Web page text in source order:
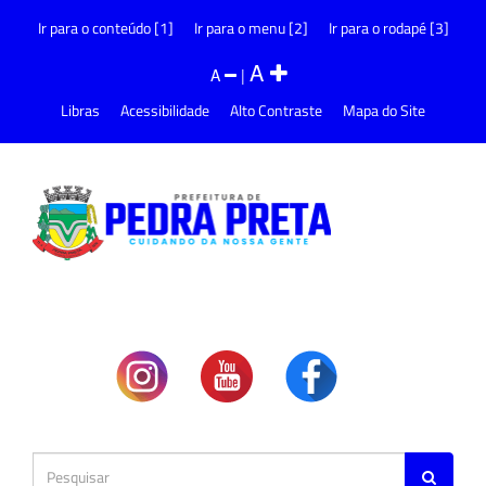
Ir para o conteúdo [1] Ir para o menu [2] Ir para o rodapé [3]
A |A
Libras Acessibilidade Alto Contraste Mapa do Site